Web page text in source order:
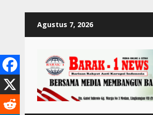
Agustus 7, 2026